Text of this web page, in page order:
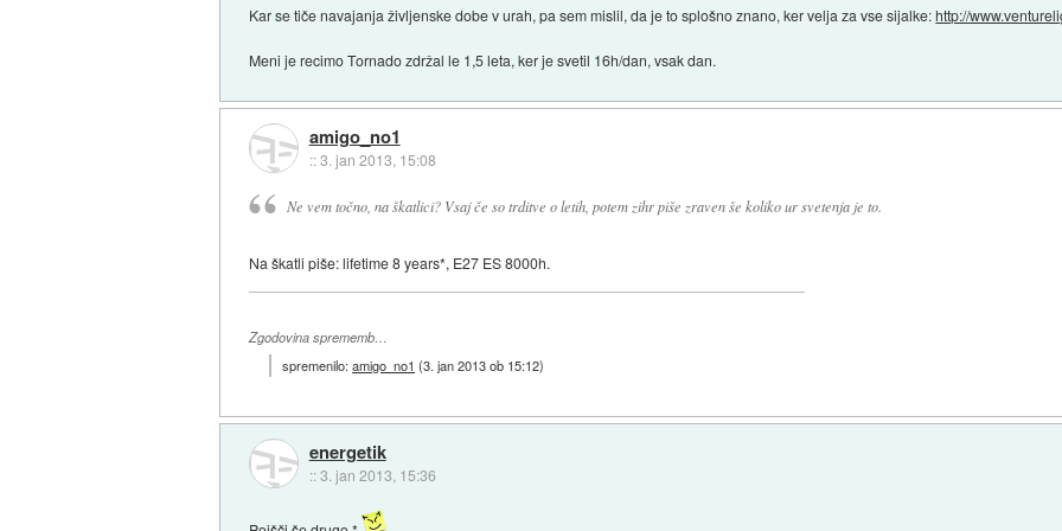
Kar se tiče navajanja življenske dobe v urah, pa sem mislil, da je to splošno znano, ker velja za vse sijalke:http://
Meni je recimo Tornado zdržal le 1,5 leta, ker je svetil 16h/dan, vsak dan.
amigo_no1
::3. jan 2013, 15:08
Ne vem točno, na škatlici? Vsaj če so trditve o letih, potem zihr piše zraven še koliko ur svetenja je to.
Na škatli piše: lifetime 8 years*, E27 ES 8000h.
Zgodovina sprememb…
spremenilo:amigo_no1 (3. jan 2013 ob 15:12)
energetik
::3. jan 2013, 15:36